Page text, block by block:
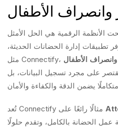
الأطفال
الأنظمة الرقمية هي الحل الأمثل
تطبيقات إدارة الحضانات الحديثة،
الأطفال
على مجرد تسجيل البيانات، بل
الحضانة بالكامل، وتقدم حلولًا